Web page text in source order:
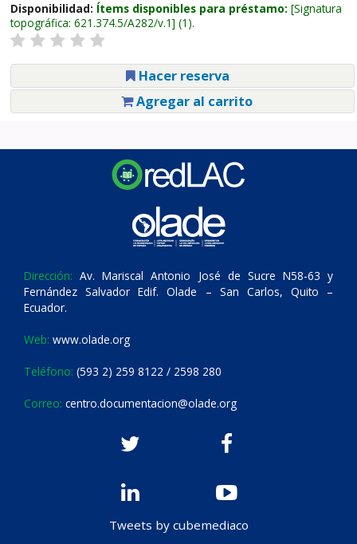
Disponibilidad: Ítems disponibles para préstamo: Signatura
topográfica: 621.374.5/A282/v.1 (1).
Hacer reserva
Agregar al carrito
Dirección: Av. Mariscal Antonio José de Sucre N58-63 y
Fernández Salvador Edif. Olade – San Carlos, Quito –
Ecuador.
Web: www.olade.org
Teléfono: (593 2) 259 8122 / 2598 280
Correo: centro.documentacion@olade.org
Tweets by cubemediaco